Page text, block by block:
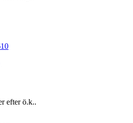
efter ö.k..